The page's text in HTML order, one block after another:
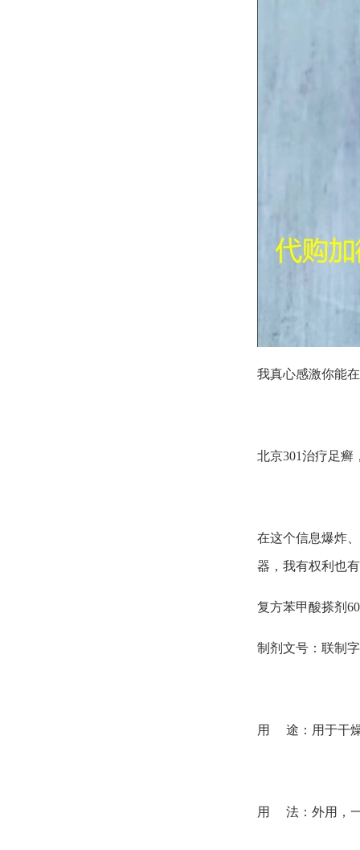
我真心感激你能
北京301治疗足
在这个信息爆炸
器，我有权利也
复方苯甲酸搽剂
制剂文号：联制
用 途：用于干
用 法：外用，